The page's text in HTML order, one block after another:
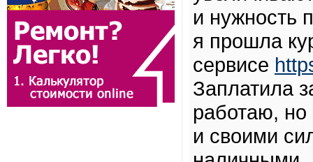
и нужность
я прошла
сервисе
Заплатила
работаю, но
и своими